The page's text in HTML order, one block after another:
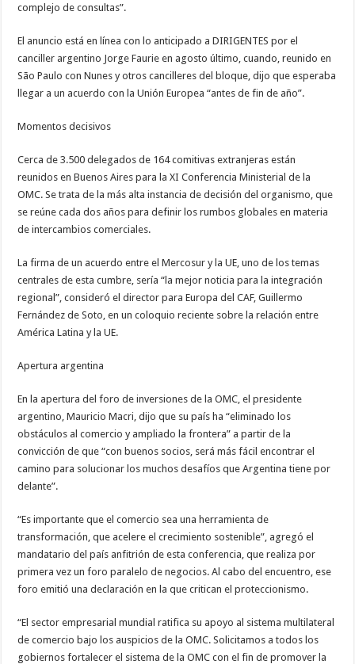
complejo de consultas”.
El anuncio está en línea con lo anticipado a DIRIGENTES por el
canciller argentino Jorge Faurie en agosto último, cuando, reunido en
São Paulo con Nunes y otros cancilleres del bloque, dijo que esperaba
llegar a un acuerdo con la Unión Europea “antes de fin de año”.
Momentos decisivos
Cerca de 3.500 delegados de 164 comitivas extranjeras están
reunidos en Buenos Aires para la XI Conferencia Ministerial de la
OMC. Se trata de la más alta instancia de decisión del organismo, que
se reúne cada dos años para definir los rumbos globales en materia
de intercambios comerciales.
La firma de un acuerdo entre el Mercosur y la UE, uno de los temas
centrales de esta cumbre, sería “la mejor noticia para la integración
regional”, consideró el director para Europa del CAF, Guillermo
Fernández de Soto, en un coloquio reciente sobre la relación entre
América Latina y la UE.
Apertura argentina
En la apertura del foro de inversiones de la OMC, el presidente
argentino, Mauricio Macri, dijo que su país ha “eliminado los
obstáculos al comercio y ampliado la frontera” a partir de la
convicción de que “con buenos socios, será más fácil encontrar el
camino para solucionar los muchos desafíos que Argentina tiene por
delante”.
“Es importante que el comercio sea una herramienta de
transformación, que acelere el crecimiento sostenible”, agregó el
mandatario del país anfitrión de esta conferencia, que realiza por
primera vez un foro paralelo de negocios. Al cabo del encuentro, ese
foro emitió una declaración en la que critican el proteccionismo.
“El sector empresarial mundial ratifica su apoyo al sistema multilateral
de comercio bajo los auspicios de la OMC. Solicitamos a todos los
gobiernos fortalecer el sistema de la OMC con el fin de promover la